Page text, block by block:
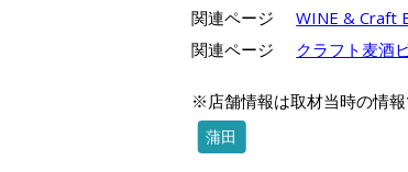
関連ページ
WINE & Craft
関連ページ
クラフト麦酒
※店舗情報は取材当時の情報
蒲田